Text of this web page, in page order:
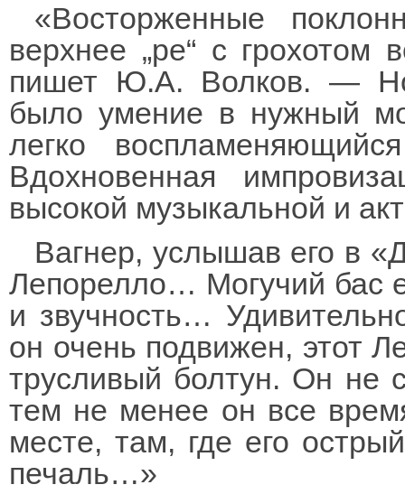
«Восторженные
верхнее „ре“ с
пишет Ю.А. Волков. — Но
было умение в нужный
легко
Вдохновенная
высокой музыкальной и
Вагнер, услышав его в
Лепорелло… Могучий бас
и звучность…
он очень подвижен, этот
трусливый болтун. Он не
тем не менее он все
месте, там, где его
печаль…»